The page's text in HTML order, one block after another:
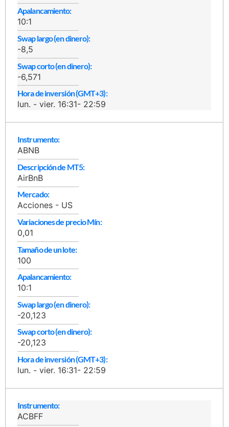
Apalancamiento:
10:1
Swap largo (en dinero):
-8,5
Swap corto (en dinero):
-6,571
Hora de inversión (GMT+3):
lun. - vier. 16:31- 22:59
Instrumento:
ABNB
Descripción de MT5:
AirBnB
Mercado:
Acciones - US
Variaciones de precio Mín:
0,01
Tamaño de un lote:
100
Apalancamiento:
10:1
Swap largo (en dinero):
-20,123
Swap corto (en dinero):
-20,123
Hora de inversión (GMT+3):
lun. - vier. 16:31- 22:59
Instrumento:
ACBFF